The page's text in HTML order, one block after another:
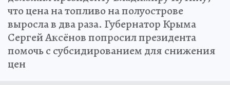
что цена на топливо на полуострове
выросла в два раза. Губернатор Крыма
Сергей Аксёнов попросил президента
помочь с субсидированием для снижения
цен